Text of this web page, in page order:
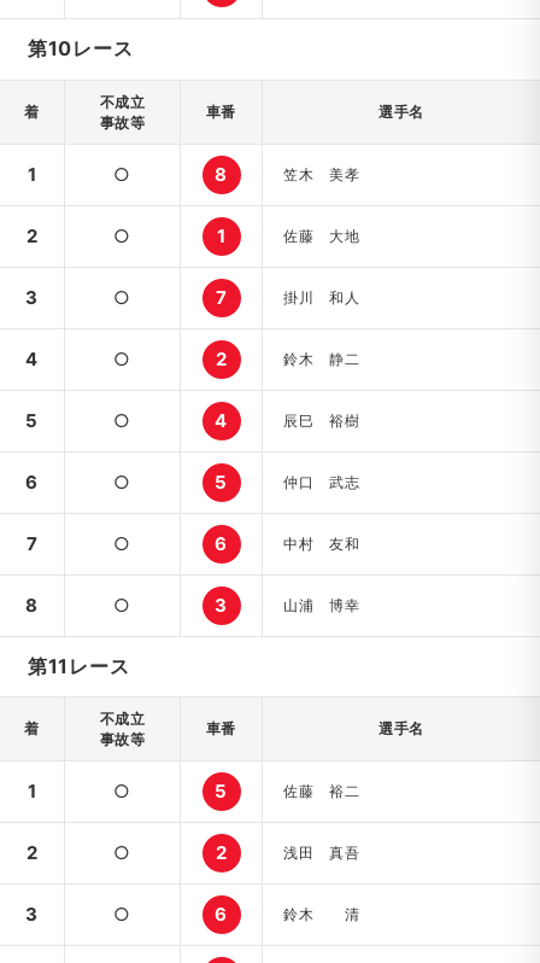
第10レース
着
不成立
事故等
車番 選手名
1 ○ 8 笠木 美孝
2 ○ 1 佐藤 大地
3 ○ 7 掛川 和人
4 ○ 2 鈴木 静二
5 ○ 4 辰巳 裕樹
6 ○ 5 仲口 武志
7 ○ 6 中村 友和
8 ○ 3 山浦 博幸
第11レース
着
不成立
事故等
車番 選手名
1 ○ 5 佐藤 裕二
2 ○ 2 浅田 真吾
3 ○ 6 鈴木 清